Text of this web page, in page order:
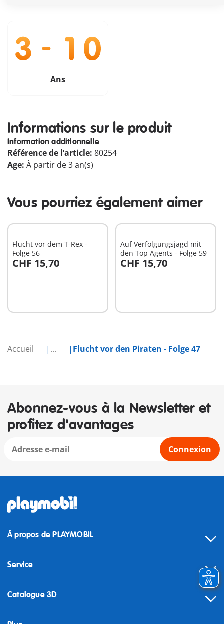
Accueil ... Flucht vor den Piraten - Folge 47
Ans
Informations sur le produit
Information additionnelle
Référence de l’article: 80254
Age: À partir de 3 an(s)
Vous pourriez également aimer
Flucht vor dem T-Rex -
Folge 56
CHF 15,70
Au panier
Auf Verfolgungsjagd mit
den Top Agents - Folge 59
CHF 15,70
Au panier
Abonnez-vous à la Newsletter et
profitez d'avantages
Connexion
À propos de PLAYMOBIL
Service
Catalogue 3D